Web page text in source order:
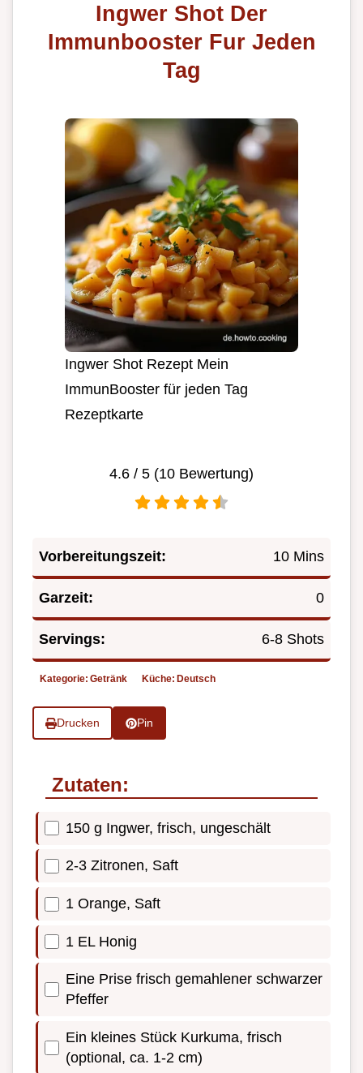
Ingwer Shot Der
Immunbooster Fur Jeden
Tag
Ingwer Shot Rezept Mein
ImmunBooster für jeden Tag
Rezeptkarte
4.6 / 5 (10 Bewertung)
Vorbereitungszeit: 10 Mins
Garzeit: 0
Servings: 6-8 Shots
Kategorie: Getränk Küche: Deutsch
Drucken Pin
Zutaten:
150 g Ingwer, frisch, ungeschält
2-3 Zitronen, Saft
1 Orange, Saft
1 EL Honig
Eine Prise frisch gemahlener schwarzer
Pfeffer
Ein kleines Stück Kurkuma, frisch
(optional, ca. 1-2 cm)